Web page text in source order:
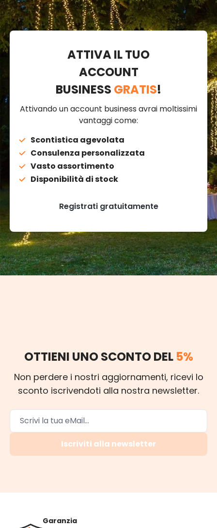
ATTIVA IL TUO
ACCOUNT
BUSINESS GRATIS!
Attivando un account business avrai moltissimi
vantaggi come:
Scontistica agevolata
Consulenza personalizzata
Vasto assortimento
Disponibilità di stock
Registrati gratuitamente
OTTIENI UNO SCONTO DEL 5%
Non perdere i nostri aggiornamenti, ricevi lo
sconto iscrivendoti alla nostra newsletter.
Iscriviti alla newsletter
Garanzia